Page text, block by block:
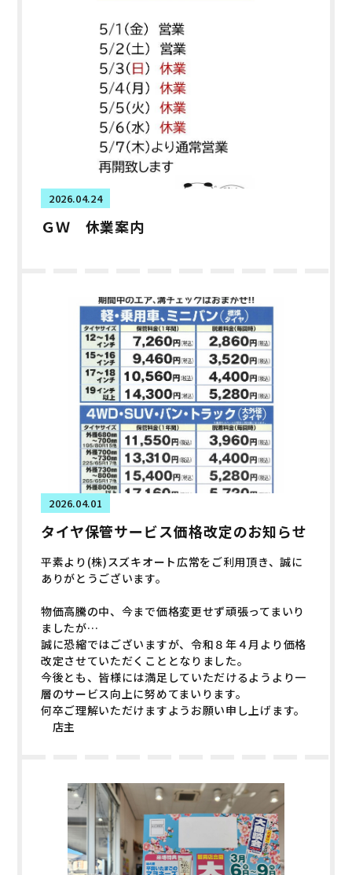
2026.04.24
ＧＷ 休業案内
2026.04.01
タイヤ保管サービス価格改定のお知らせ
平素より(株)スズキオート広常をご利用頂き、誠に
ありがとうございます。
物価高騰の中、今まで価格変更せず頑張ってまいり
ましたが…
誠に恐縮ではございますが、令和８年４月より価格
改定させていただくこととなりました。
今後とも、皆様には満足していただけるようより一
層のサービス向上に努めてまいります。
何卒ご理解いただけますようお願い申し上げます。
店主